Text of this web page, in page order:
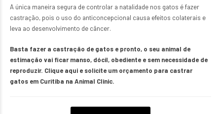
A única maneira segura de controlar a natalidade nos gatos é fazer
castração, pois o uso do anticoncepcional causa efeitos colaterais e
leva ao desenvolvimento de câncer.
Basta fazer a castração de gatos e pronto, o seu animal de
estimação vai ficar manso, dócil, obediente e sem necessidade de
reproduzir. Clique aqui e solicite um orçamento para castrar
gatos em Curitiba na Animal Clinic.